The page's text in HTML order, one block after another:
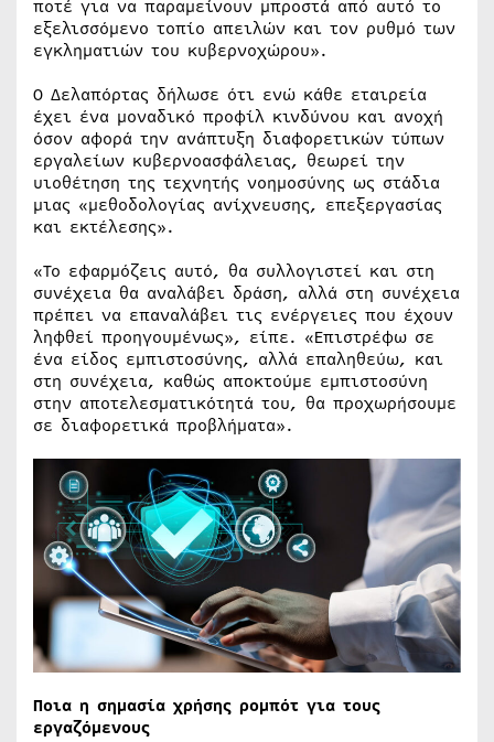
ποτέ για να παραμείνουν μπροστά από αυτό το
εξελισσόμενο τοπίο απειλών και τον ρυθμό των
εγκληματιών του κυβερνοχώρου».
Ο Δελαπόρτας δήλωσε ότι ενώ κάθε εταιρεία
έχει ένα μοναδικό προφίλ κινδύνου και ανοχή
όσον αφορά την ανάπτυξη διαφορετικών τύπων
εργαλείων κυβερνοασφάλειας, θεωρεί την
υιοθέτηση της τεχνητής νοημοσύνης ως στάδια
μιας «μεθοδολογίας ανίχνευσης, επεξεργασίας
και εκτέλεσης».
«Το εφαρμόζεις αυτό, θα συλλογιστεί και στη
συνέχεια θα αναλάβει δράση, αλλά στη συνέχεια
πρέπει να επαναλάβει τις ενέργειες που έχουν
ληφθεί προηγουμένως», είπε. «Επιστρέφω σε
ένα είδος εμπιστοσύνης, αλλά επαληθεύω, και
στη συνέχεια, καθώς αποκτούμε εμπιστοσύνη
στην αποτελεσματικότητά του, θα προχωρήσουμε
σε διαφορετικά προβλήματα».
Ποια η σημασία χρήσης ρομπότ για τους
εργαζόμενους